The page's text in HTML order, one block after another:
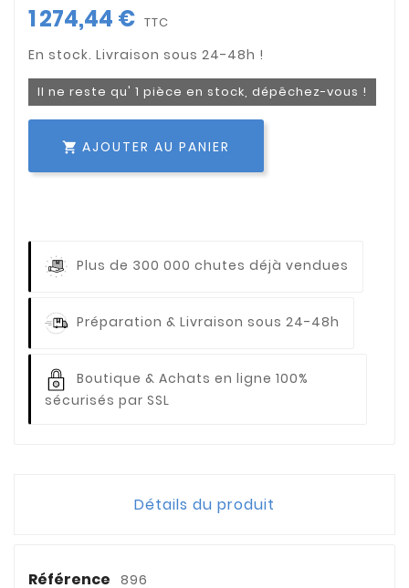
1 274,44 € TTC
Il ne reste qu' 1 pièce en stock, dépêchez-vous !
 AJOUTER AU PANIER
Plus de 300 000 chutes déjà vendues
Préparation & Livraison sous 24-48h
Boutique & Achats en ligne 100%
sécurisés par SSL
Détails du produit
Référence 896